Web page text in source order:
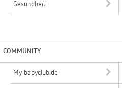
Gesundheit
COMMUNITY
My babyclub.de